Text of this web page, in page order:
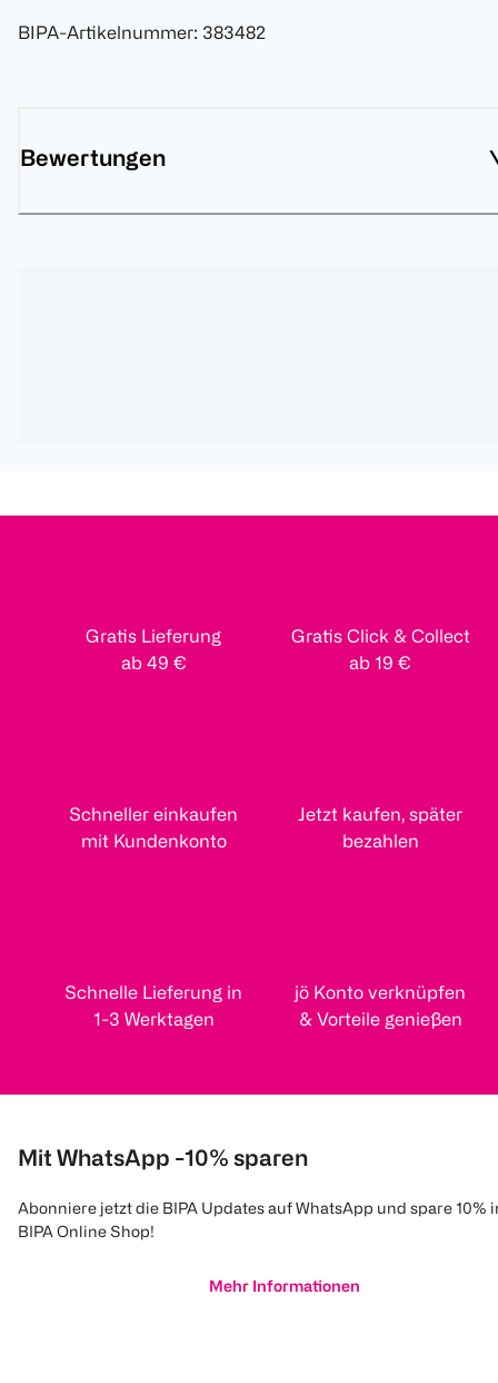
BIPA-Artikelnummer: 383482
Bewertungen
Gratis Lieferung
ab 49 €
Gratis Click & Collect
ab 19 €
Schneller einkaufen
mit Kundenkonto
Jetzt kaufen, später
bezahlen
Schnelle Lieferung in
1-3 Werktagen
jö Konto verknüpfen
& Vorteile genießen
Mit WhatsApp -10% sparen
Abonniere jetzt die BIPA Updates auf WhatsApp und spare 10%
BIPA Online Shop!
Mehr Informationen